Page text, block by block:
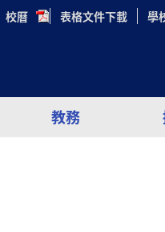
校曆 表格文件下載 學
教務